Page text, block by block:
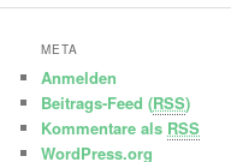
META
Anmelden
Beitrags-Feed (RSS)
Kommentare als RSS
WordPress.org